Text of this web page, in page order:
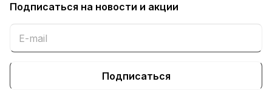
Подписаться на новости и акции
Подписаться